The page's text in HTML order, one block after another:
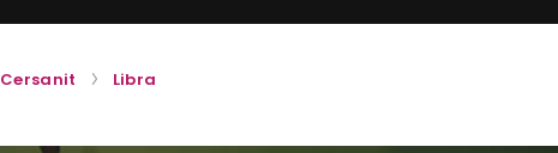
Cersanit Libra